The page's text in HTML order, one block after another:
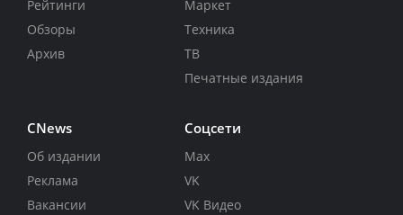
Рейтинги
Обзоры
Архив
Маркет
Техника
ТВ
Печатные издания
CNews
Об издании
Реклама
Вакансии
Соцсети
Max
VK
VK Видео